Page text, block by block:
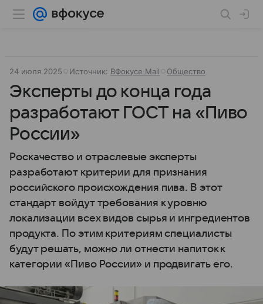
24 июля 2025 Источник: ВФокусе Mail Общество
Эксперты до конца года
разработают ГОСТ на «Пиво
России»
Роскачество и отраслевые эксперты
разработают критерии для признания
российского происхождения пива. В этот
стандарт войдут требования к уровню
локализации всех видов сырья и ингредиентов
продукта. По этим критериям специалисты
будут решать, можно ли отнести напиток к
категории «Пиво России» и продвигать его.